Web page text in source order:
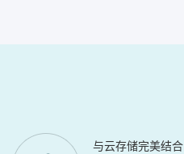
与云存储完美结合